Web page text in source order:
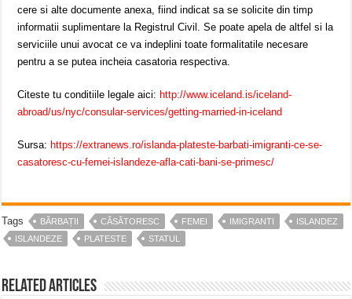
cere si alte documente anexa, fiind indicat sa se solicite din timp
informatii suplimentare la Registrul Civil. Se poate apela de altfel si la
serviciile unui avocat ce va indeplini toate formalitatile necesare
pentru a se putea incheia casatoria respectiva.
Citeste tu conditiile legale aici: http://www.iceland.is/iceland-
abroad/us/nyc/consular-services/getting-married-in-iceland
Sursa: https://extranews.ro/islanda-plateste-barbati-imigranti-ce-se-
casatoresc-cu-femei-islandeze-afla-cati-bani-se-primesc/
Tags BĂRBAȚII CĂSĂTORESC FEMEI IMIGRANTI
ISLANDEZ
ISLANDEZE
PLATESTE STATUL
Related Articles